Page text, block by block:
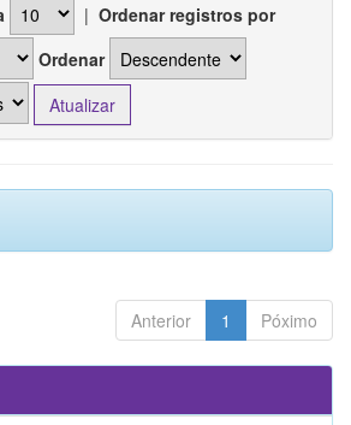
| Ordenar registros por
Ordenar
Anterior 1 Póximo